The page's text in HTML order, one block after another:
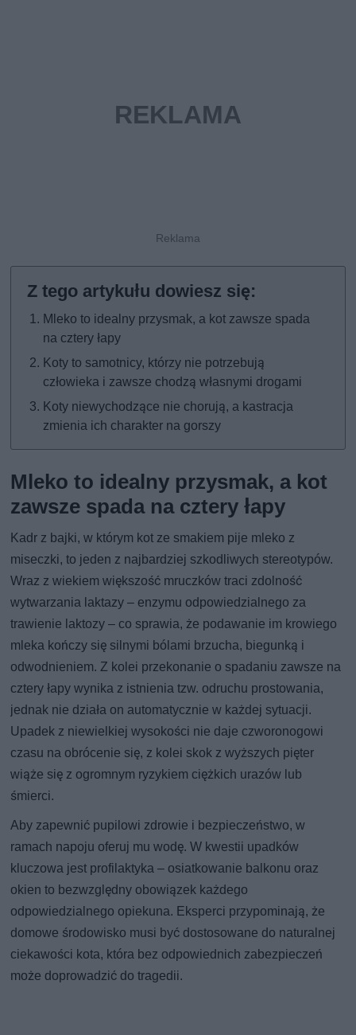
Mleko to idealny przysmak, a kot zawsze spada
na cztery łapy
Koty to samotnicy, którzy nie potrzebują
człowieka i zawsze chodzą własnymi drogami
Koty niewychodzące nie chorują, a kastracja
zmienia ich charakter na gorszy
Mleko to idealny przysmak, a kot
zawsze spada na cztery łapy
Kadr z bajki, w którym kot ze smakiem pije mleko z
miseczki, to jeden z najbardziej szkodliwych stereotypów.
Wraz z wiekiem większość mruczków traci zdolność
wytwarzania laktazy – enzymu odpowiedzialnego za
trawienie laktozy – co sprawia, że podawanie im krowiego
mleka kończy się silnymi bólami brzucha, biegunką i
odwodnieniem. Z kolei przekonanie o spadaniu zawsze na
cztery łapy wynika z istnienia tzw. odruchu prostowania,
jednak nie działa on automatycznie w każdej sytuacji.
Upadek z niewielkiej wysokości nie daje czworonogowi
czasu na obrócenie się, z kolei skok z wyższych pięter
wiąże się z ogromnym ryzykiem ciężkich urazów lub
śmierci.
Aby zapewnić pupilowi zdrowie i bezpieczeństwo, w
ramach napoju oferuj mu wodę. W kwestii upadków
kluczowa jest profilaktyka – osiatkowanie balkonu oraz
okien to bezwzględny obowiązek każdego
odpowiedzialnego opiekuna. Eksperci przypominają, że
domowe środowisko musi być dostosowane do naturalnej
ciekawości kota, która bez odpowiednich zabezpieczeń
może doprowadzić do tragedii.